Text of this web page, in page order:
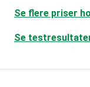
Se flere priser
Se